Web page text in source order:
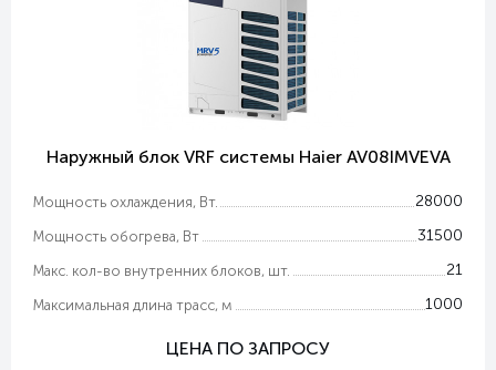
Наружный блок VRF системы Haier AV08IMVEVA
Мощность охлаждения, Вт. 28000
Мощность обогрева, Вт 31500
Макс. кол-во внутренних блоков, шт. 21
Максимальная длина трасс, м 1000
ЦЕНА ПО ЗАПРОСУ